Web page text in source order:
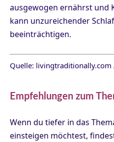
ausgewogen ernährst und
kann unzureichender
beeinträchtigen.
Quelle: livingtraditionally.com
Empfehlungen zum
Wenn du tiefer in das
einsteigen möchtest,